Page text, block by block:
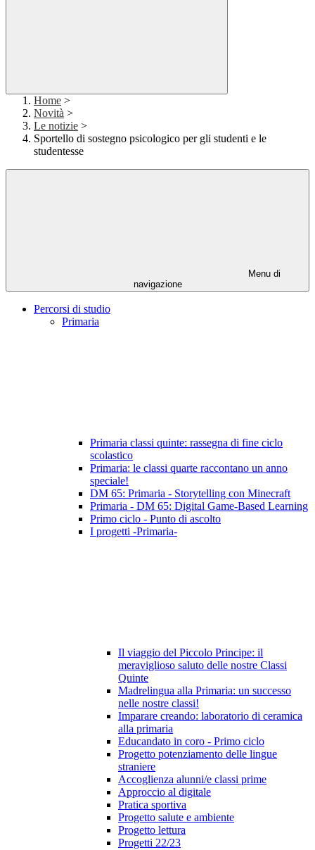
Home >
Novità >
Le notizie >
Sportello di sostegno psicologico per gli studenti e le
studentesse
Menu di
navigazione
Percorsi di studio
Primaria
Primaria classi quinte: rassegna di fine ciclo
scolastico
Primaria: le classi quarte raccontano un anno
speciale!
DM 65: Primaria - Storytelling con Minecraft
Primaria - DM 65: Digital Game-Based Learning
Primo ciclo - Punto di ascolto
I progetti -Primaria-
Il viaggio del Piccolo Principe: il
meraviglioso saluto delle nostre Classi
Quinte
Madrelingua alla Primaria: un successo
nelle nostre classi!
Imparare creando: laboratorio di ceramica
alla primaria
Educandato in coro - Primo ciclo
Progetto potenziamento delle lingue
straniere
Accoglienza alunni/e classi prime
Approccio al digitale
Pratica sportiva
Progetto salute e ambiente
Progetto lettura
Progetti 22/23